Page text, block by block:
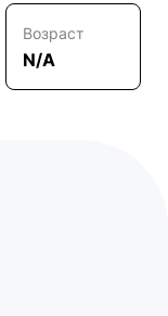
Возраст
N/A